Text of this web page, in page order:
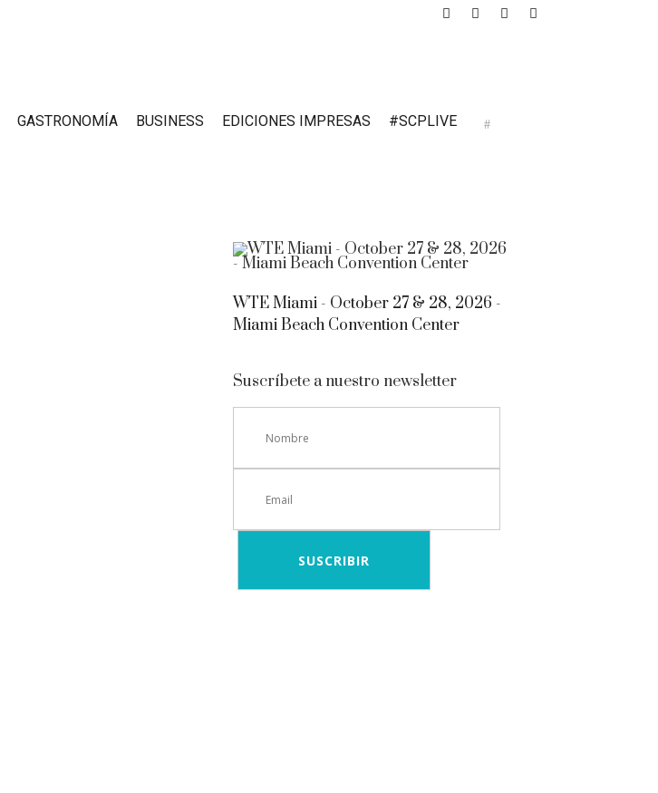
GASTRONOMÍA BUSINESS EDICIONES IMPRESAS #SCPLIVE
WTE Miami - October 27 & 28, 2026 -
Miami Beach Convention Center
Suscríbete a nuestro newsletter